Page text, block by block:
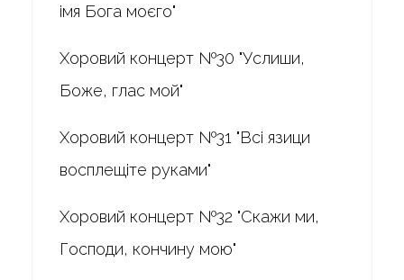
імя Бога моєго"
Хоровий концерт №30 "Услиши,
Боже, глас мой"
Хоровий концерт №31 "Всі язици
восплещіте руками"
Хоровий концерт №32 "Скажи ми,
Господи, кончину мою"